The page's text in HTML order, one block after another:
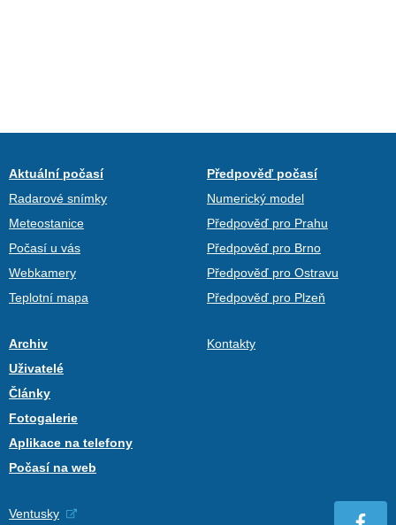
Aktuální počasí
Radarové snímky
Meteostanice
Počasí u vás
Webkamery
Teplotní mapa
Předpověď počasí
Numerický model
Předpověď pro Prahu
Předpověď pro Brno
Předpověď pro Ostravu
Předpověď pro Plzeň
Archiv
Uživatelé
Články
Fotogalerie
Aplikace na telefony
Počasí na web
Kontakty
Ventusky